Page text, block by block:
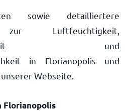
sowie detailliertere
zur Luftfeuchtigkeit,
und
in Florianopolis und
Webseite.